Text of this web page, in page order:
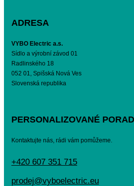
ADRESA
VYBO Electric a.s.
Sídlo a výrobní závod 01
Radlinského 18
052 01, Spišská Nová Ves
Slovenská republika
PERSONALIZOVANÉ
Kontaktujte nás, rádi vám pomůžeme.
+420 607 351 715
prodej@vyboelectric.eu